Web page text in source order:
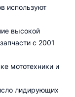
используют
высокой
с 2001
мототехники и
лидирующих